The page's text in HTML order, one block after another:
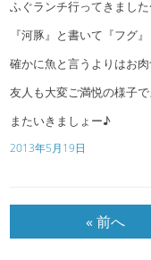
ふぐランチ行ってきまし
『河豚』と書いて『フグ』
確かに魚と言うよりはお
友人も大変ご満悦の様子
またいきましょー♪
2013年5月19日
« 前へ